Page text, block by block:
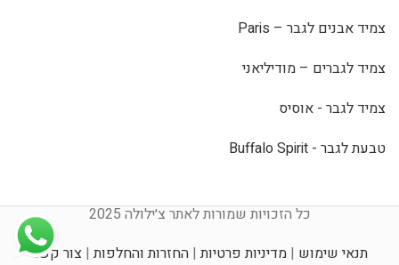
צמיד אבנים לגבר – Paris
צמיד לגברים – מודיליאני
צמיד לגבר - אוסיס
טבעת לגבר - Buffalo Spirit
כל הזכויות שמורות לאתר צ׳ילולה 2025
תנאי שימוש |מדיניות פרטיות|החזרות והחלפות|צור קשר